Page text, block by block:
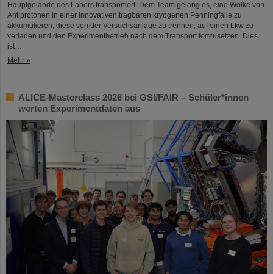
Hauptgelände des Labors transportiert. Dem Team gelang es, eine Wolke von
Antiprotonen in einer innovativen tragbaren kryogenen Penningfalle zu
akkumulieren, diese von der Versuchsanlage zu trennen, auf einen Lkw zu
verladen und den Experimentbetrieb nach dem Transport fortzusetzen. Dies
ist…
Mehr »
ALICE-Masterclass 2026 bei GSI/FAIR – Schüler*innen
werten Experimentdaten aus